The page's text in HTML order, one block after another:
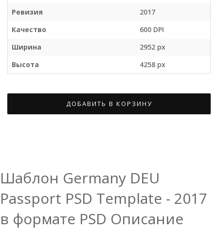
Ревизия
2017
Качество
600 DPI
Ширина
2952 px
Высота
4258 px
ДОБАВИТЬ В КОРЗИНУ
Шаблон Germany DEU
Passport PSD Template - 2017
в формате PSD Описание